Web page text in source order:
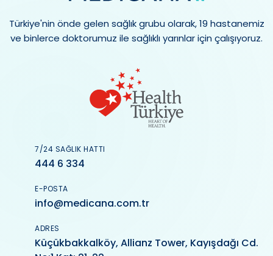
Türkiye'nin önde gelen sağlık grubu olarak, 19 hastanemiz
ve binlerce doktorumuz ile sağlıklı yarınlar için çalışıyoruz.
7/24 SAĞLIK HATTI
444 6 334
E-POSTA
info@medicana.com.tr
ADRES
Küçükbakkalköy, Allianz Tower, Kayışdağı Cd.